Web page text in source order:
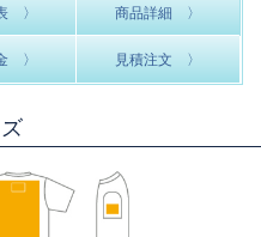
〉 商品詳細 〉
〉 見積注文 〉